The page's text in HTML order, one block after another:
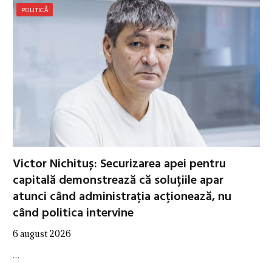
POLITICĂ
Victor Nichituș: Securizarea apei pentru
capitală demonstrează că soluțiile apar
atunci când administrația acționează, nu
când politica intervine
6 august 2026
…